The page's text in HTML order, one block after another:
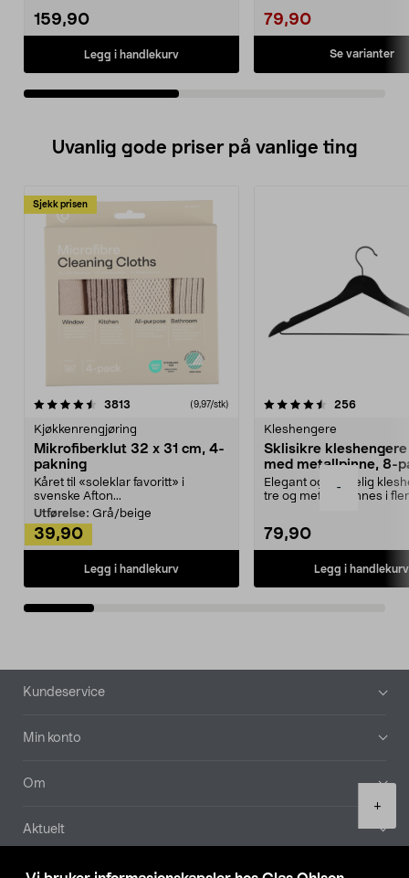
-
+
159,90
Legg i handlekurv
79,90
Se varianter
Uvanlig gode priser på vanlige ting
Sjekk prisen
3813 anmeldelser(9,97/stk)
Kjøkkenrengjøring
Mikrofiberklut 32 x 31 cm, 4-
pakning
Kåret til «soleklar favoritt» i
svenske Afton...
Utførelse: Grå/beige
39,90
Legg i handlekurv
4.5av 5 stjerner 256
Kleshengere
Sklisikre
med metallpinne, 8-
Elegant og skikkelig
tre og metall – finnes i
79,90
Legg i handlekurv
4.5av 5 stjerner
Bunntekst
Kundeservice
Min konto
Om
Aktuelt
Våre selskaper